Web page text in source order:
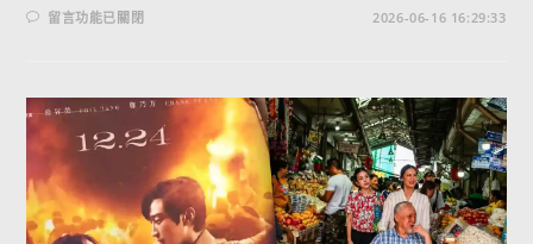
留言功能已關閉 2026-06-16 16:29:33